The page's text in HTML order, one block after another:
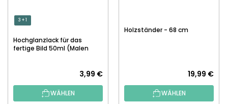
3 + 1
Hochglanzlack für das
fertige Bild 50ml (Malen
3,99 €
WÄHLEN
Holzständer - 68 cm
19,99 €
WÄHLEN